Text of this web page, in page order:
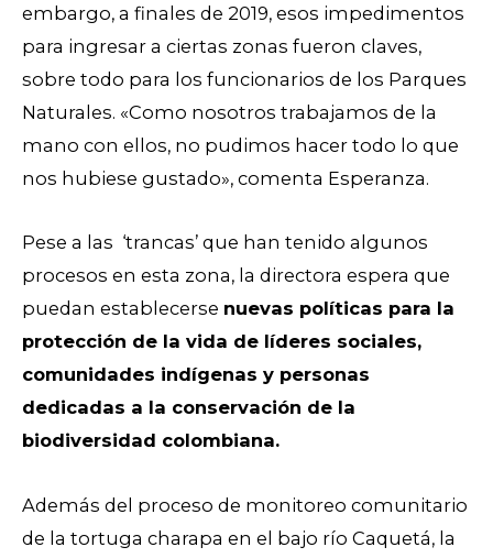
embargo, a finales de 2019, esos impedimentos
para ingresar a ciertas zonas fueron claves,
sobre todo para los funcionarios de los Parques
Naturales. «Como nosotros trabajamos de la
mano con ellos, no pudimos hacer todo lo que
nos hubiese gustado», comenta Esperanza.
Pese a las ‘trancas’ que han tenido algunos
procesos en esta zona, la directora espera que
puedan establecerse nuevas políticas para la
protección de la vida de líderes sociales,
comunidades indígenas y personas
dedicadas a la conservación de la
biodiversidad colombiana.
Además del proceso de monitoreo comunitario
de la tortuga charapa en el bajo río Caquetá, la